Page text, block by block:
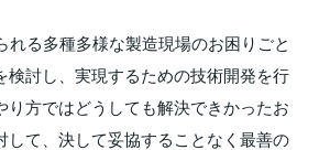
れる多種多様な製造現場のお困りごと
検討し、実現するための技術開発を行
り方ではどうしても解決できかったお
して、決して妥協することなく最善の